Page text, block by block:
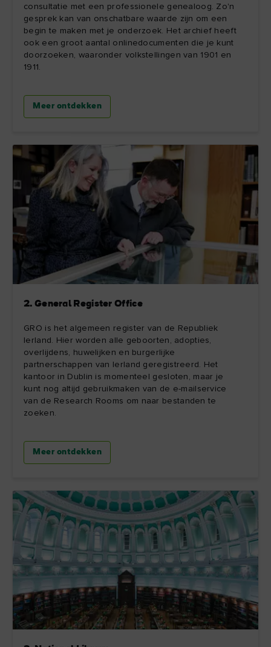
consultatie met een professionele genealoog. Zo'n
gesprek kan van onschatbare waarde zijn om een
begin te maken met je onderzoek. Het archief heeft
ook een groot aantal onlinedocumenten die je kunt
doorzoeken, waaronder volkstellingen van 1901 en
1911.
Meer ontdekken
2. General Register Office
GRO is het algemeen register van de Republiek
Ierland. Hier worden alle geboorten, adopties,
overlijdens, huwelijken en burgerlijke
partnerschappen van Ierland geregistreerd. Het
kantoor in Dublin is momenteel gesloten, maar je
kunt nog altijd gebruikmaken van de e-mailservice
van de Research Rooms om naar bestanden te
zoeken.
Meer ontdekken